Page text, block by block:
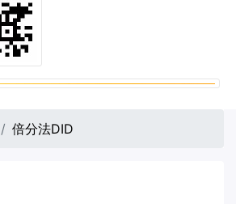
倍分法DID